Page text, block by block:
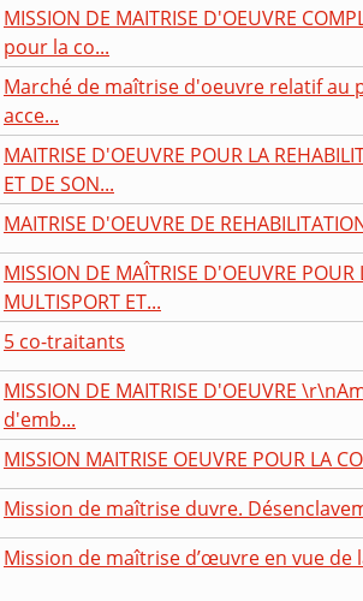
MISSION DE MAITRISE D'OEUVRE
pour la co...
Marché de maîtrise d'oeuvre relatif au
acce...
MAITRISE D'OEUVRE POUR LA
ET DE SON...
MAITRISE D'OEUVRE DE
MISSION DE MAÎTRISE D'OEUVRE
MULTISPORT ET...
5 co-traitants
MISSION DE MAITRISE D'OEUVRE
d'emb...
MISSION MAITRISE OEUVRE POUR LA
Mission de maîtrise duvre.
Mission de maîtrise d’œuvre en vue